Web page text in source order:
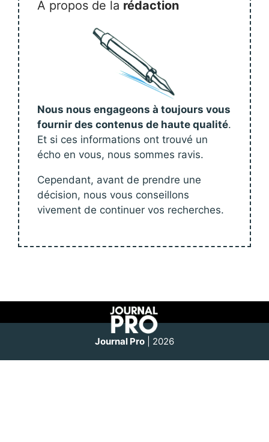
À propos de la rédaction
Nous nous engageons à toujours vous
fournir des contenus de haute qualité.
Et si ces informations ont trouvé un
écho en vous, nous sommes ravis.
Cependant, avant de prendre une
décision, nous vous conseillons
vivement de continuer vos recherches.
Journal Pro | 2026